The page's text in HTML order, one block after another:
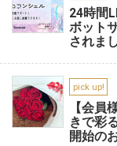
24時間
ボット
されま
pick up!
【会員
きで彩
開始の